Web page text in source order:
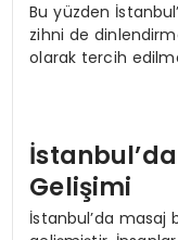
Bu yüzden
zihni de
olarak tercih
Gelişimi
İstanbul’da masaj